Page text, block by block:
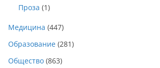
Проза (1)
Медицина (447)
Образование (281)
Общество (863)